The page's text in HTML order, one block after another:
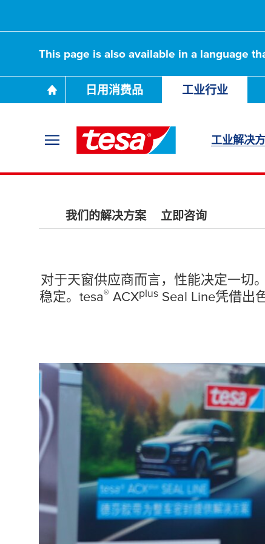
This page is also available in a language
日用消费品 工业行业
工业解决
天窗密封条
可靠粘接，
我们的解决方案 立即咨询
对于天窗供应商而言，性能决定一切
稳定。 tesa® ACXplus Seal Line凭借出